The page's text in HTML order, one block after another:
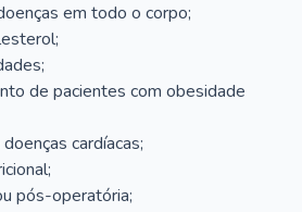
em todo o corpo;
de pacientes com obesidade
cardíacas;
pós-operatória;